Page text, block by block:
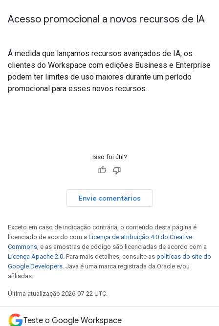
Acesso promocional a novos recursos de IA
À medida que lançamos recursos avançados de IA, os
clientes do Workspace com edições Business e Enterprise
podem ter limites de uso maiores durante um período
promocional para esses novos recursos.
Isso foi útil?
Envie comentários
Exceto em caso de indicação contrária, o conteúdo desta página é
licenciado de acordo com a Licença de atribuição 4.0 do Creative
Commons , e as amostras de código são licenciadas de acordo com a
Licença Apache 2.0 . Para mais detalhes, consulte as políticas do site do
Google Developers . Java é uma marca registrada da Oracle e/ou
afiliadas.
Última atualização 2026-07-22 UTC.
Teste o Google Workspace